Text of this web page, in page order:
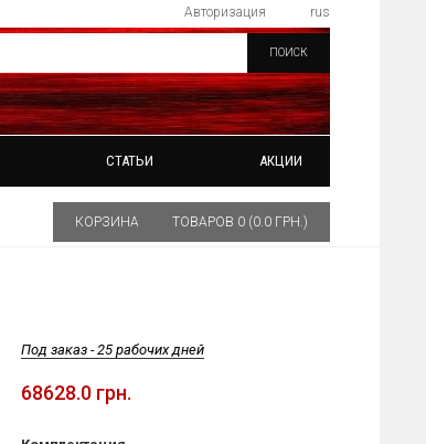
rus
Авторизация
ПОИСК
СТАТЬИ АКЦИИ
КОРЗИНА ТОВАРОВ 0 (0.0 ГРН.)
Под заказ - 25 рабочих дней
68628.0 грн.